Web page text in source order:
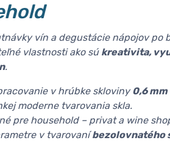
vín a degustácie nápojov po
vlastnosti ako sú kreativita,
.
v hrúbke skloviny0,6 mm
moderne tvarovania skla.
pre household – privat a wine
v tvarovaníbezolovnatého